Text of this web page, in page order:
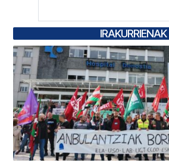
IRAKURRIENAK